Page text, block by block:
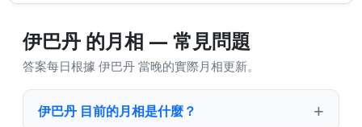
伊巴丹 的月相 — 常見問題
答案每日根據 伊巴丹 當晚的實際月相更新。
伊巴丹 目前的月相是什麼？